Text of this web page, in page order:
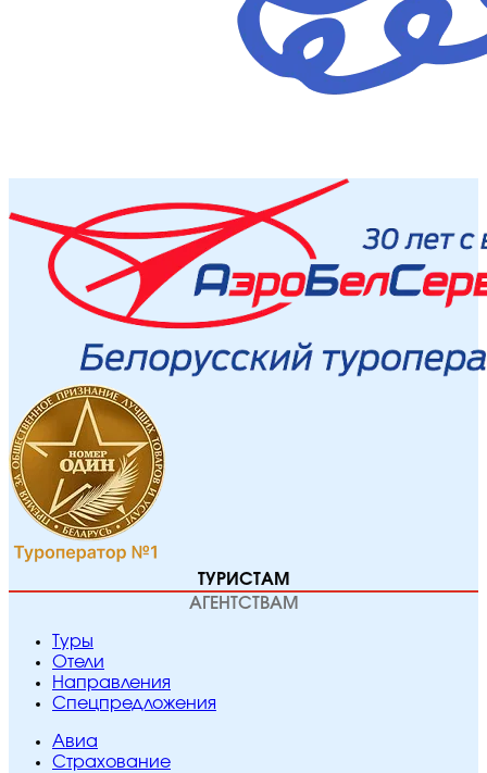
ТУРИСТАМ
АГЕНТСТВАМ
Туры
Отели
Направления
Спецпредложения
Авиа
Страхование